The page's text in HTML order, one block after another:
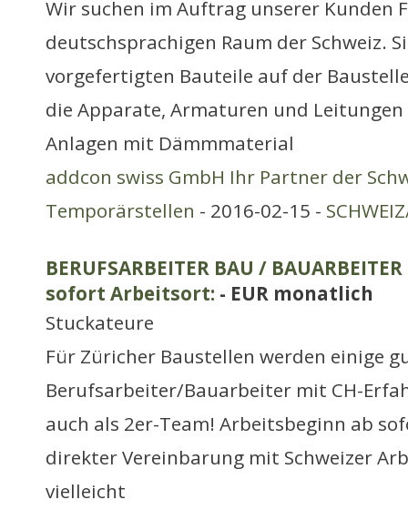
Wir suchen im Auftrag unserer Kunden
deutschsprachigen Raum der Schweiz.
vorgefertigten Bauteile auf der
die Apparate, Armaturen und
Anlagen mit Dämmmaterial
addcon swiss GmbH Ihr Partner der
Temporärstellen - 2016-02-15 -
BERUFSARBEITER BAU /
sofort Arbeitsort: - EUR monatlich
Stuckateure
Für Züricher Baustellen werden einige
Berufsarbeiter/Bauarbeiter mit CH-
auch als 2er-Team! Arbeitsbeginn ab
direkter Vereinbarung mit Schweizer
vielleicht